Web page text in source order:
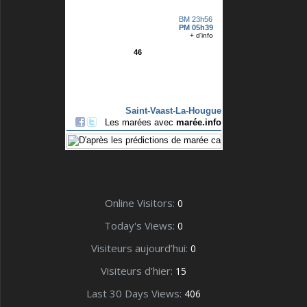
Online Visitors: 0
Today's Views: 0
Visiteurs aujourd’hui: 0
Visiteurs d’hier: 15
Last 30 Days Views: 406